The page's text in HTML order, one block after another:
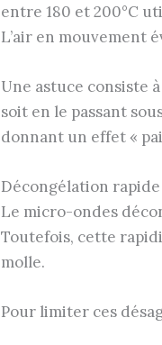
entre 180 et 200°C
L’air en mouvement
Une astuce consiste
soit en le passant
donnant un effet «
Décongélation
Le micro-ondes
Toutefois, cette
molle.
Pour limiter ces